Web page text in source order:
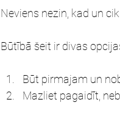
Neviens nezin, kad un
Būtībā šeit ir divas
Būt pirmajam un
Mazliet pagaidīt,